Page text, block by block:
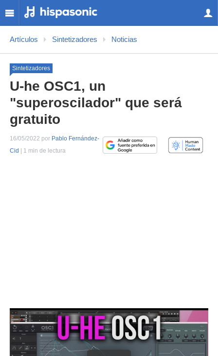
Artículos Sintetizadores Noticias
Sintetizadores
U-he OSC1, un
"superoscilador" que será
gratuito
16/05/2022 por Pablo Fernández-
Cid
| 1 min de lectura